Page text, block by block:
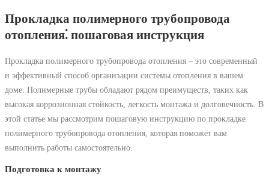
Прокладка полимерного трубопровода
отопления⁚ пошаговая инструкция
Прокладка полимерного трубопровода отопления – это современный
и эффективный способ организации системы отопления в вашем
доме. Полимерные трубы обладают рядом преимуществ, таких как
высокая коррозионная стойкость, легкость монтажа и долговечность. В
этой статье мы рассмотрим пошаговую инструкцию по прокладке
полимерного трубопровода отопления, которая поможет вам
выполнить работы самостоятельно.
Подготовка к монтажу